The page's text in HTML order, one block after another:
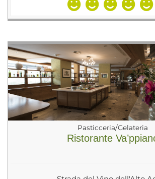
Pasticceria/Gelateria
Ristorante